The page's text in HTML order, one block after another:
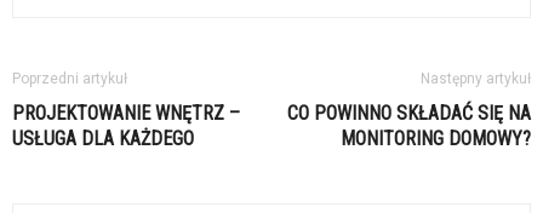
Poprzedni artykuł
PROJEKTOWANIE WNĘTRZ –
USŁUGA DLA KAŻDEGO
Następny artykuł
CO POWINNO SKŁADAĆ SIĘ NA
MONITORING DOMOWY?